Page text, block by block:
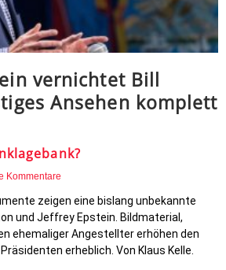
vernichtet Bill
Ansehen komplett
Kommentare
zeigen eine bislang unbekannte
und Jeffrey Epstein. Bildmaterial,
ehemaliger Angestellter erhöhen den
erheblich. Von Klaus Kelle.